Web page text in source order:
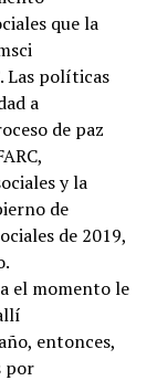
que la
Las políticas
a
de paz
y la
de
de 2019,
el momento le
entonces,
por